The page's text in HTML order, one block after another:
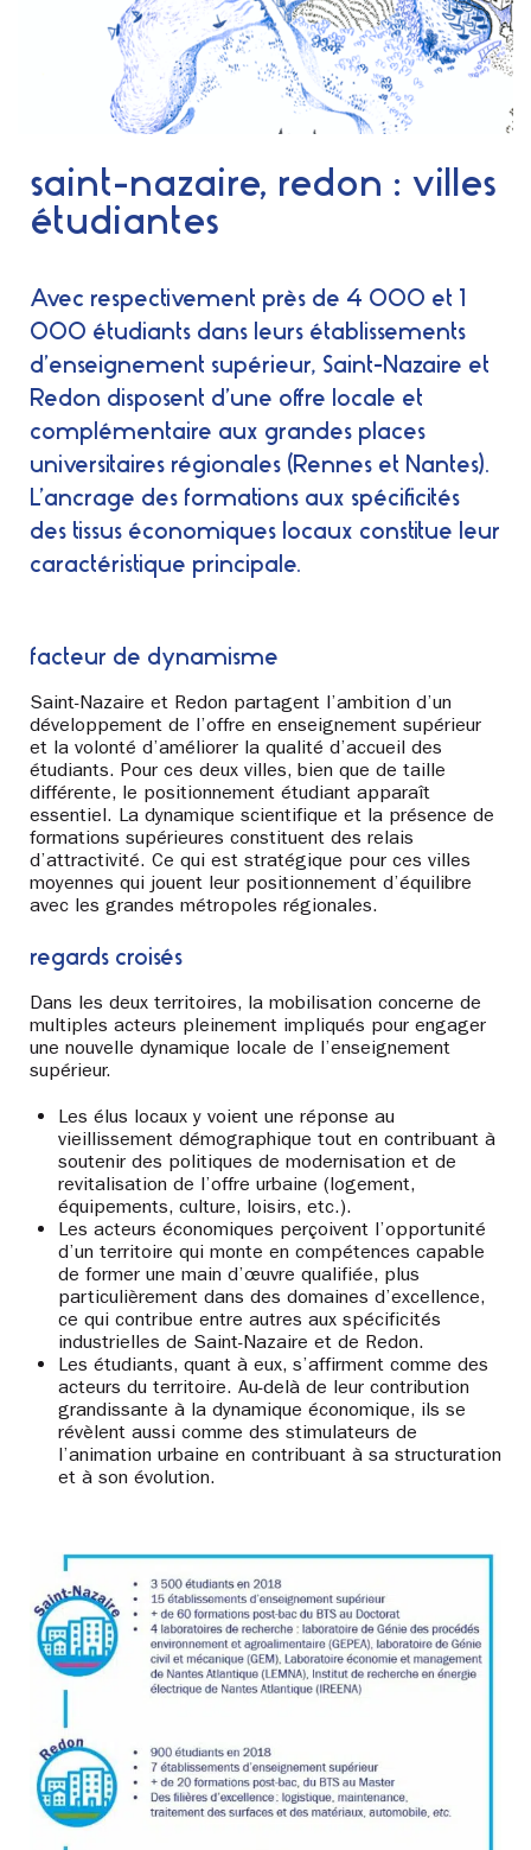
saint-nazaire, redon : villes
étudiantes
Avec respectivement près de 4 000 et 1
000 étudiants dans leurs établissements
d’enseignement supérieur, Saint-Nazaire et
Redon disposent d’une offre locale et
complémentaire aux grandes places
universitaires régionales (Rennes et Nantes).
L’ancrage des formations aux spécificités
des tissus économiques locaux constitue leur
caractéristique principale.
facteur de dynamisme
Saint-Nazaire et Redon partagent l’ambition d’un
développement de l’offre en enseignement supérieur
et la volonté d’améliorer la qualité d’accueil des
étudiants. Pour ces deux villes, bien que de taille
différente, le positionnement étudiant apparaît
essentiel. La dynamique scientifique et la présence de
formations supérieures constituent des relais
d’attractivité. Ce qui est stratégique pour ces villes
moyennes qui jouent leur positionnement d’équilibre
avec les grandes métropoles régionales.
regards croisés
Dans les deux territoires, la mobilisation concerne de
multiples acteurs pleinement impliqués pour engager
une nouvelle dynamique locale de l’enseignement
supérieur.
Les élus locaux y voient une réponse au
vieillissement démographique tout en contribuant à
soutenir des politiques de modernisation et de
revitalisation de l’offre urbaine (logement,
équipements, culture, loisirs, etc.).
Les acteurs économiques perçoivent l’opportunité
d’un territoire qui monte en compétences capable
de former une main d’œuvre qualifiée, plus
particulièrement dans des domaines d’excellence,
ce qui contribue entre autres aux spécificités
industrielles de Saint-Nazaire et de Redon.
Les étudiants, quant à eux, s’affirment comme des
acteurs du territoire. Au-delà de leur contribution
grandissante à la dynamique économique, ils se
révèlent aussi comme des stimulateurs de
l’animation urbaine en contribuant à sa structuration
et à son évolution.